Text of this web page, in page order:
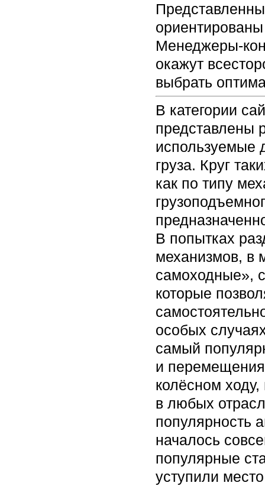
Менеджеры-
окажут
выбрать
В категории
представлены
используемые
груза. Круг
как по типу
В попытках
механизмов, в
самоходные»,
которые
особых
самый
и перемещения
колёсном
в любых
популярность
началось
популярные
уступили